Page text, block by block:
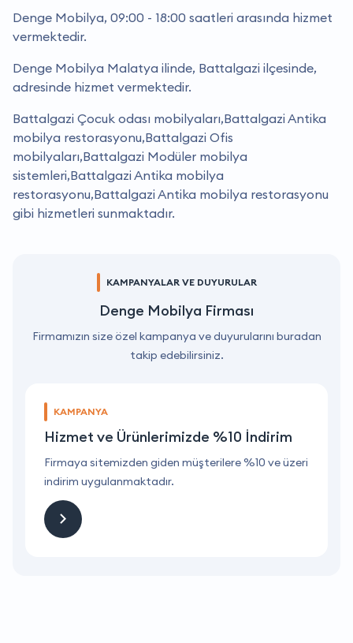
Denge Mobilya, 09:00 - 18:00 saatleri arasında hizmet
vermektedir.
Denge Mobilya Malatya ilinde, Battalgazi ilçesinde,
adresinde hizmet vermektedir.
Battalgazi Çocuk odası mobilyaları,Battalgazi Antika
mobilya restorasyonu,Battalgazi Ofis
mobilyaları,Battalgazi Modüler mobilya
sistemleri,Battalgazi Antika mobilya
restorasyonu,Battalgazi Antika mobilya restorasyonu
gibi hizmetleri sunmaktadır.
KAMPANYALAR VE DUYURULAR
Denge Mobilya Firması
Firmamızın size özel kampanya ve duyurularını buradan
takip edebilirsiniz.
KAMPANYA
Hizmet ve Ürünlerimizde %10 İndirim
Firmaya sitemizden giden müşterilere %10 ve üzeri
indirim uygulanmaktadır.